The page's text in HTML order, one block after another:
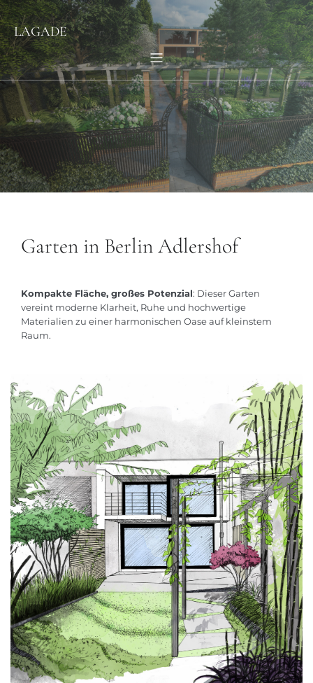
LAGADE
Garten in Berlin Adlershof
Kompakte Fläche, großes Potenzial: Dieser Garten
vereint moderne Klarheit, Ruhe und hochwertige
Materialien zu einer harmonischen Oase auf kleinstem
Raum.